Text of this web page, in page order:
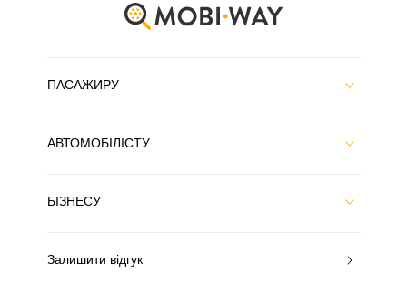
ПАСАЖИРУ
АВТОМОБІЛІСТУ
БІЗНЕСУ
Залишити відгук